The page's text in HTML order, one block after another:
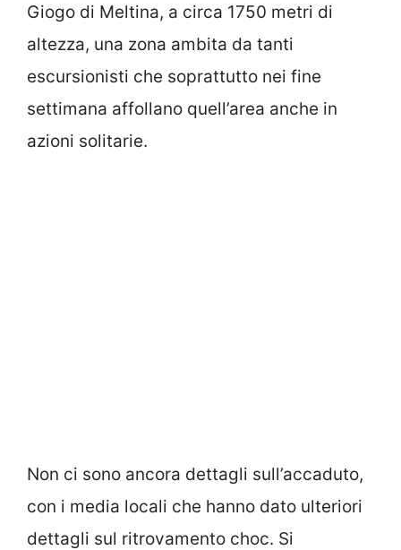
Giogo di Meltina, a circa 1750 metri di
altezza, una zona ambita da tanti
escursionisti che soprattutto nei fine
settimana affollano quell’area anche in
azioni solitarie.
Non ci sono ancora dettagli sull’accaduto,
con i media locali che hanno dato ulteriori
dettagli sul ritrovamento choc. Si